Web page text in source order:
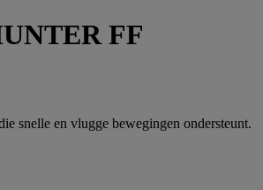
FF
snelle en vlugge bewegingen ondersteunt.